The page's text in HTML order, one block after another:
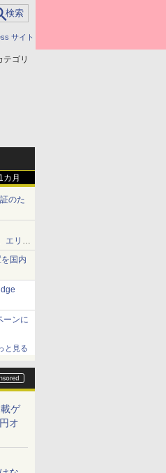
サイト
テゴリ
1カ月
のた
エリア
国内
ーンに
と見る
ゲ
オ